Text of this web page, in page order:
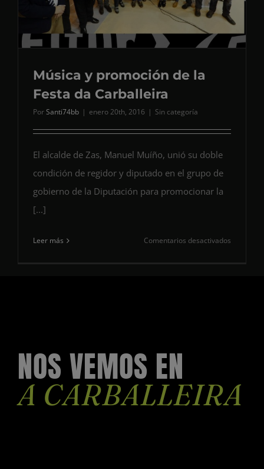
Música y promoción de la
Festa da Carballeira
PorSanti74bb | enero 20th, 2016 | Sin categoría
El alcalde de Zas, Manuel Muíño, unió su doble
condición de regidor y diputado en el grupo de
gobierno de la Diputación para promocionar la
[...]
Leer más Comentarios desactivados
NOS VEMOS EN
A CARBALLEIRA